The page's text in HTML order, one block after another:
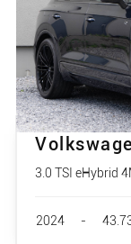
3.0 TSI eHybrid
2024 -